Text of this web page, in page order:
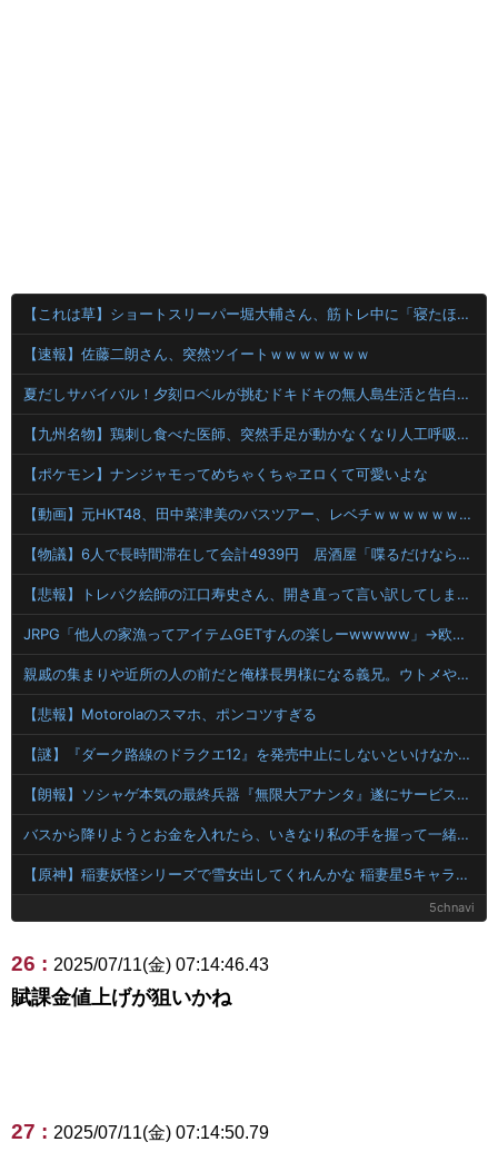
【これは草】ショートスリーパー堀大輔さん、筋トレ中に「寝たほうが良い」と言われた結果ｗｗｗｗ
【速報】佐藤二朗さん、突然ツイートｗｗｗｗｗｗｗ
夏だしサバイバル！夕刻ロベルが挑むドキドキの無人島生活と告白シーンの全貌
【九州名物】鶏刺し食べた医師、突然手足が動かなくなり人工呼吸器生活に…「死んだほうが良い」
【ポケモン】ナンジャモってめちゃくちゃヱロくて可愛いよな
【動画】元HKT48、田中菜津美のバスツアー、レベチｗｗｗｗｗｗｗｗｗｗｗｗ 【Pickup07093024】
【物議】6人で長時間滞在して会計4939円 居酒屋「喋るだけなら公園に行って」
【悲報】トレパク絵師の江口寿史さん、開き直って言い訳してしまう。全く反省してないと話題に
JRPG「他人の家漁ってアイテムGETすんの楽しーwwwww」→欧米で馬鹿にされてしまう
親戚の集まりや近所の人の前だと俺様長男様になる義兄。ウトメや旦那はそんな義兄をスルーするので、義兄は私をターゲットに。いい加減ウザいので近所のスピーカーおばさんに…
【悲報】Motorolaのスマホ、ポンコツすぎる
【謎】『ダーク路線のドラクエ12』を発売中止にしないといけなかった理由ってガチでなに？とりあえすだせばいいやん
【朗報】ソシャゲ本気の最終兵器『無限大アナンタ』遂にサービス開始へwwww
バスから降りようとお金を入れたら、いきなり私の手を握って一緒に降りようとする子供がいた。手をほどこうとしても放してくれず...
【原神】稲妻妖怪シリーズで雪女出してくれんかな 稲妻星5キャラで氷欲しい
5chnavi
26 : 2025/07/11(金) 07:14:46.43
賦課金値上げが狙いかね
27 : 2025/07/11(金) 07:14:50.79